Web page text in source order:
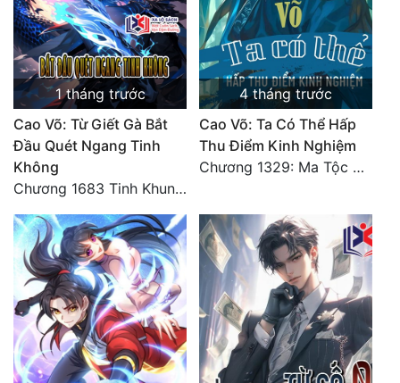
Đẹp
Đẹp Hiệp
Tính Cách Nhân Vật :
Cơ Trí
Sát Phạt Quyết Đoán
Vô Sỉ
Điềm Đạm
1 tháng trước
Cao Võ: Từ Giết Gà Bắt
Đầu Quét Ngang Tinh
Không
Chương 1683 Tinh Khung Võ Thánh (Hết)
4 tháng trước
Cao Võ: Ta Có Thể Hấp
Thu Điểm Kinh Nghiệm
Chương 1329: Ma Tộc đại công chúa Thương Nguyệt